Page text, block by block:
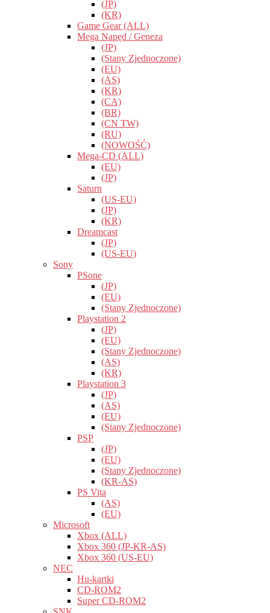
(JP)
(KR)
Game Gear (ALL)
Mega Napęd / Geneza
(JP)
(Stany Zjednoczone)
(EU)
(AS)
(KR)
(CA)
(BR)
(CN TW)
(RU)
(NOWOŚĆ)
Mega-CD (ALL)
(EU)
(JP)
Saturn
(US-EU)
(JP)
(KR)
Dreamcast
(JP)
(US-EU)
Sony
PSone
(JP)
(EU)
(Stany Zjednoczone)
Playstation 2
(JP)
(EU)
(Stany Zjednoczone)
(AS)
(KR)
Playstation 3
(JP)
(AS)
(EU)
(Stany Zjednoczone)
PSP
(JP)
(EU)
(Stany Zjednoczone)
(KR-AS)
PS Vita
(AS)
(EU)
Microsoft
Xbox (ALL)
Xbox 360 (JP-KR-AS)
Xbox 360 (US-EU)
NEC
Hu-kartki
CD-ROM2
Super CD-ROM2